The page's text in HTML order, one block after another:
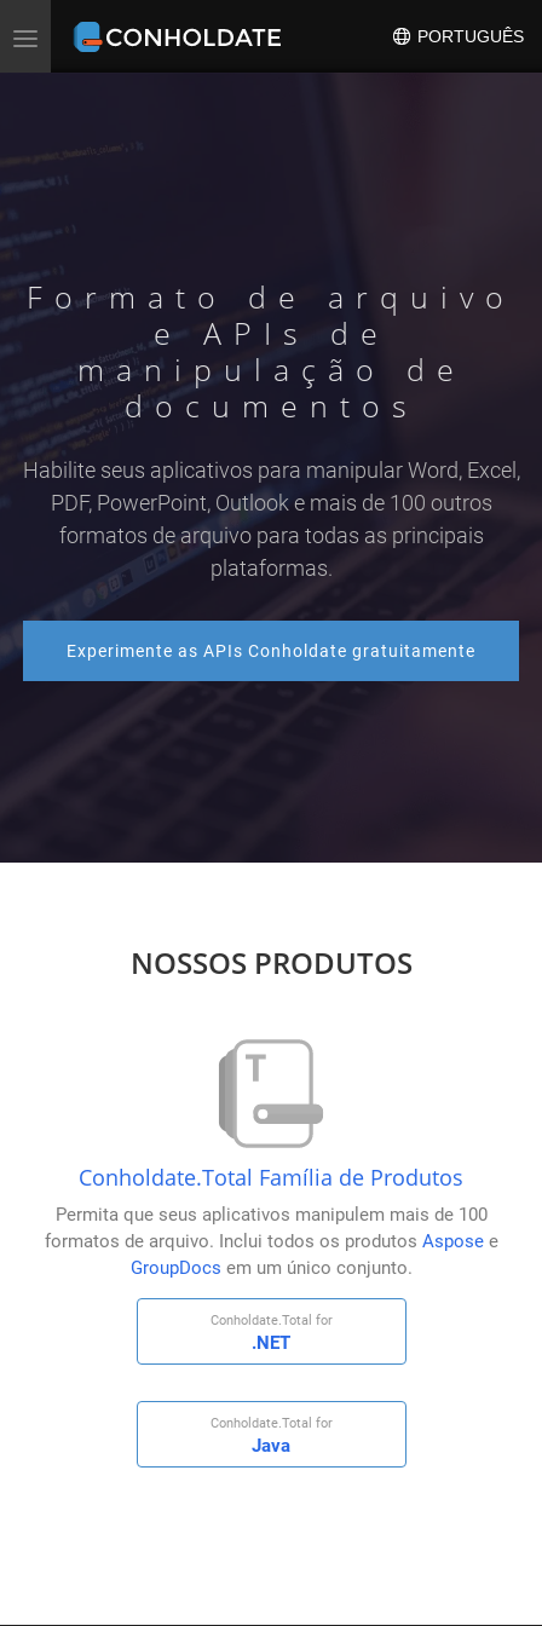
Alternar
PORTUGUÊS
Formato de arquivo
e APIs de
manipulação de
documentos
Habilite seus aplicativos para manipular Word, Excel,
PDF, PowerPoint, Outlook e mais de 100 outros
formatos de arquivo para todas as principais
plataformas.
Experimente as APIs Conholdate gratuitamente
NOSSOS PRODUTOS
Conholdate.Total Família de Produtos
Permita que seus aplicativos manipulem mais de 100
formatos de arquivo. Inclui todos os produtos Asposee
GroupDocs em um único conjunto.
Conholdate.Total for
.NET
Conholdate.Total for
Java